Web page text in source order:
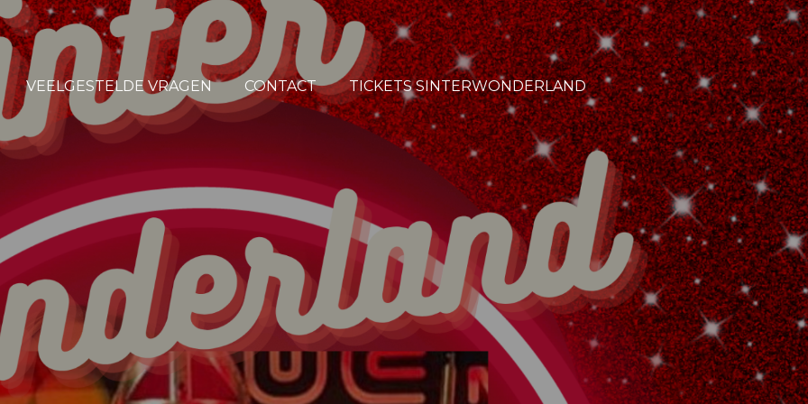
VEELGESTELDE VRAGEN CONTACT TICKETS SINTERWONDERLAND